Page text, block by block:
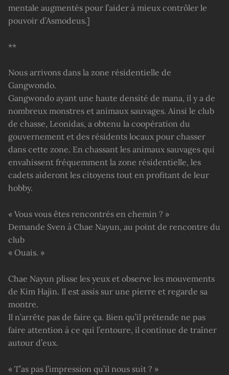
mentale augmentés pour l’aider à mieux contrôler le
pouvoir d’Asmodeus.]
**
Nous arrivons dans la zone résidentielle de
Gangwondo.
Gangwondo ayant une haute densité de mana, il y a de
nombreux monstres et animaux sauvages. Ainsi le club
de chasse, Leonidas, a obtenu la coopération du
gouvernement et des résidents locaux pour chasser
dans cette zone. En chassant les animaux sauvages qui
envahissent fréquemment la zone résidentielle, les
cadets aideront les citoyens tout en profitant de leur
hobby.
« Vous vous êtes rencontrés en chemin ? »
Demande Sven à Chae Nayun, au point de rencontre du
club
« Ouais. »
Chae Nayun plisse les yeux et observe les mouvements
de Kim Hajin. Il est assis sur une pierre et regarde sa
montre.
Il n’arrête pas de faire ça. Bien qu’il prétende ne pas
faire attention à ce qui l’entoure, il continue de traîner
autour d’eux.
« T’as pas l’impression qu’il nous suit ? »